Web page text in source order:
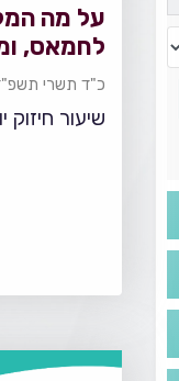
על מה
לחמאס,
האזרחים
כ"ד תשרי
שיעור חיזוק